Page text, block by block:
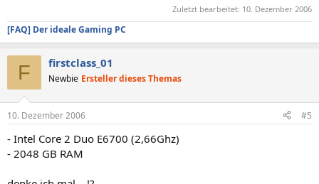
Zuletzt bearbeitet: 10. Dezember 2006
[FAQ] Der ideale Gaming PC
F firstclass_01
Newbie Ersteller dieses Themas
10. Dezember 2006 #5
- Intel Core 2 Duo E6700 (2,66Ghz)
- 2048 GB RAM